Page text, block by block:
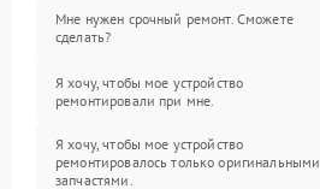
Мне нужен срочный ремонт. Сможете
сделать?
Я хочу, чтобы мое устройство
ремонтировали при мне.
Я хочу, чтобы мое устройство
ремонтировалось только оригинальными
запчастями.